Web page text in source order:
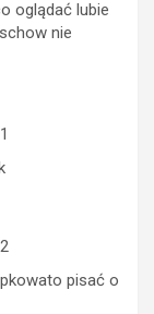
oglądać lubie
nie
pisać o